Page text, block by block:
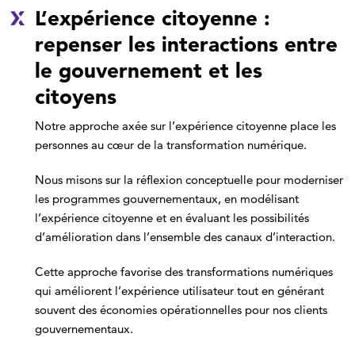
L’expérience citoyenne :
repenser les interactions entre
le gouvernement et les
citoyens
Notre approche axée sur l’expérience citoyenne place les
personnes au cœur de la transformation numérique.
Nous misons sur la réflexion conceptuelle pour moderniser
les programmes gouvernementaux, en modélisant
l’expérience citoyenne et en évaluant les possibilités
d’amélioration dans l’ensemble des canaux d’interaction.
Cette approche favorise des transformations numériques
qui améliorent l’expérience utilisateur tout en générant
souvent des économies opérationnelles pour nos clients
gouvernementaux.